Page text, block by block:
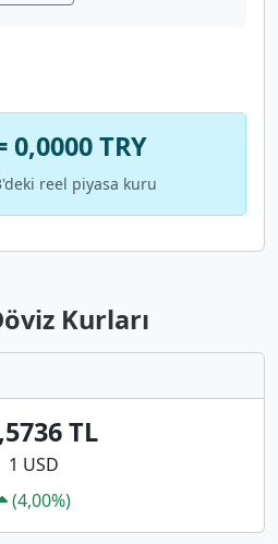
0,0000 TRY
reel piyasa kuru
Kurları
TL
1 USD
(4,00%)